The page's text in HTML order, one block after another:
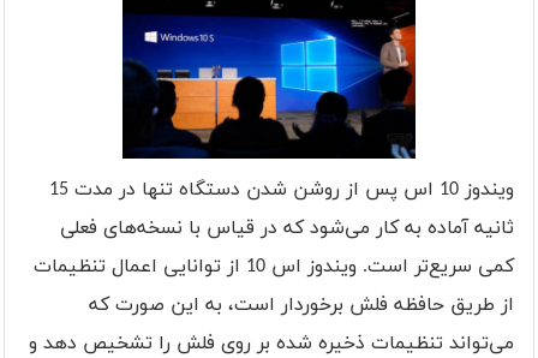
ویندوز 10 اس پس از روشن شدن دستگاه تنها در مدت 15
ثانیه آماده به کار می‌شود که در قیاس با نسخه‌های فعلی
کمی سریع‌تر است. ویندوز اس 10 از توانایی اعمال تنظیمات
از طریق حافظه فلش برخوردار است، به این صورت که
می‌تواند تنظیمات ذخیره شده بر روی فلش را تشخیص دهد و